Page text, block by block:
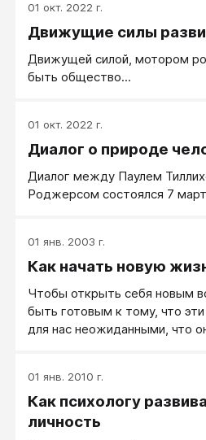
01 окт. 2022 г.
Движущие силы
Движущей силой, мотором
быть общество...
01 окт. 2022 г.
Диалог о природе
Диалог между Паулем
Роджерсом состоялся 7
01 янв. 2003 г.
Как начать новую
Чтобы открыть себя новым
быть готовым к тому, что
для нас неожиданными, что
слишком привязаны к тому,
Точнее, какими мы себе
самом деле мы любые. И
01 янв. 2010 г.
Как психологу
личность